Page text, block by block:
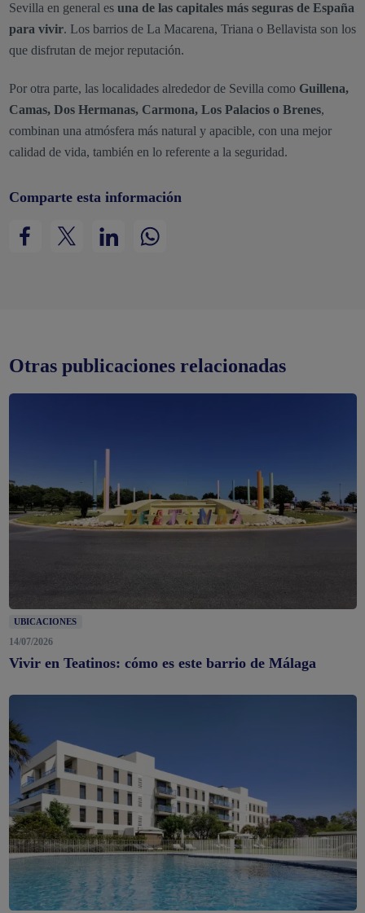
Sevilla en general es una de las capitales más seguras de España
para vivir. Los barrios de La Macarena, Triana o Bellavista son los
que disfrutan de mejor reputación.
Por otra parte, las localidades alrededor de Sevilla como Guillena,
Camas, Dos Hermanas, Carmona, Los Palacios o Brenes,
combinan una atmósfera más natural y apacible, con una mejor
calidad de vida, también en lo referente a la seguridad.
Comparte esta información
Otras publicaciones relacionadas
UBICACIONES
14/07/2026
Vivir en Teatinos: cómo es este barrio de Málaga